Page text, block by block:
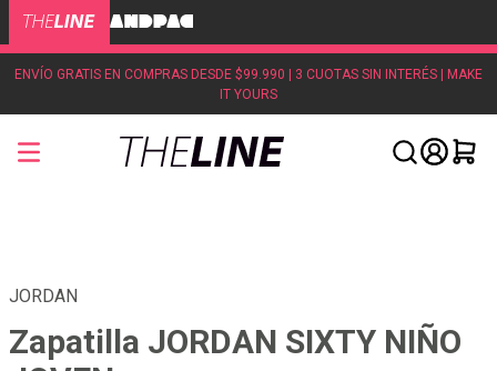
ENVÍO GRATIS EN COMPRAS DESDE $99.990 | 3 CUOTAS SIN INTERÉS | MAKE
IT YOURS
JORDAN
Zapatilla JORDAN SIXTY NIÑO